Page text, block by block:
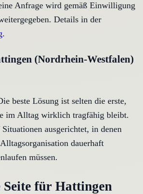
Anfrage wird gemäß Einwilligung
Details in der
.
(Nordrhein-Westfalen)
beste Lösung ist selten die erste,
im Alltag wirklich tragfähig bleibt.
ausgerichtet, in denen
dauerhaft
müssen.
Seite für Hattingen